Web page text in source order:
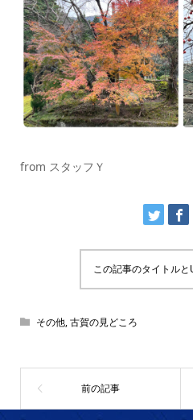
from スタッフＹ
この記事のタイトル
その他,古賀の見どころ